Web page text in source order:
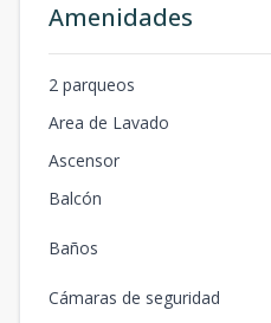
Amenidades
2 parqueos
Area de Lavado
Ascensor
Balcón
Baños
Cámaras de seguridad